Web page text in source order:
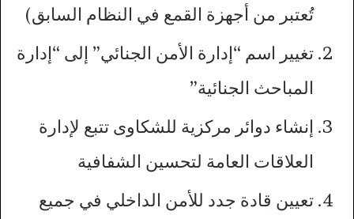
تُعتبر من أجهزة القمع في النظام السابق)
تغيير اسم “إدارة الأمن الجنائي” إلى “إدارة
المباحث الجنائية”
إنشاء دوائر مركزية للشكاوى تتبع لإدارة
العلاقات العامة لتحسين الشفافية
تعيين قادة جدد للأمن الداخلي في جميع